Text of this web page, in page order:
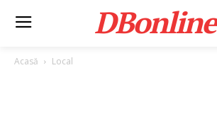
DBonline
Acasă Local